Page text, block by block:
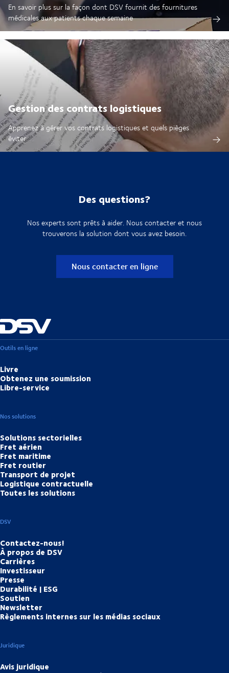
En savoir plus sur la façon dont DSV fournit des fournitures
médicales aux patients chaque semaine
Gestion des contrats logistiques
Apprenez à gérer vos contrats logistiques et quels pièges
éviter
Des questions?
Nos experts sont prêts à aider. Nous contacter et nous
trouverons la solution dont vous avez besoin.
Nous contacter en ligne
Outils en ligne
Livre
Obtenez une soumission
Libre-service
Nos solutions
Solutions sectorielles
Fret aérien
Fret maritime
Fret routier
Transport de projet
Logistique contractuelle
Toutes les solutions
DSV
Contactez-nous!
À propos de DSV
Carrières
Investisseur
Presse
Durabilité | ESG
Soutien
Newsletter
Règlements internes sur les médias sociaux
Juridique
Avis juridique